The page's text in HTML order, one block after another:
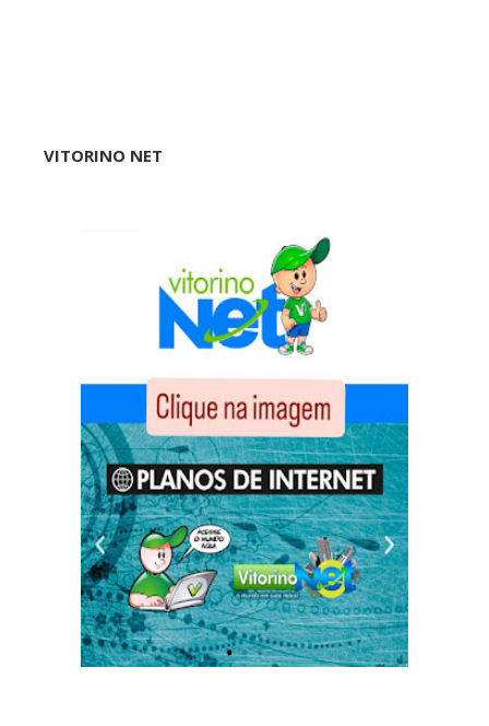
VITORINO NET